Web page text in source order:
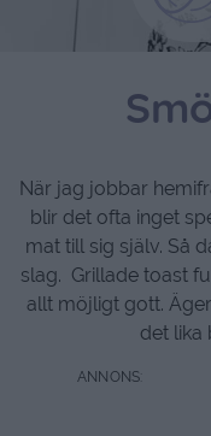
När jag jobbar
blir det ofta inget
mat till sig själv. Så
slag. Grillade toast
allt möjligt gott.
det lika